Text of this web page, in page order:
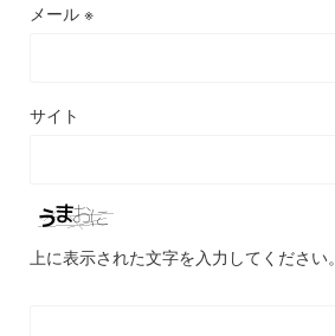
メール ※
サイト
上に表示された文字を入力してください。